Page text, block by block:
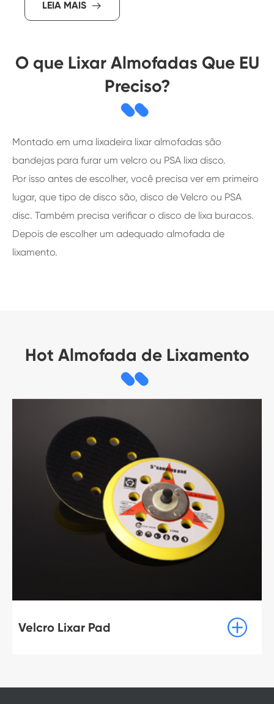
LEIA MAIS 
O que Lixar Almofadas Que EU
Preciso?
Montado em uma lixadeira lixar almofadas são
bandejas para furar um velcro ou PSA lixa disco.
Por isso antes de escolher, você precisa ver em primeiro
lugar, que tipo de disco são, disco de Velcro ou PSA
disc. Também precisa verificar o disco de lixa buracos.
Depois de escolher um adequado almofada de
lixamento.
Hot Almofada de Lixamento
Velcro Lixar Pad 